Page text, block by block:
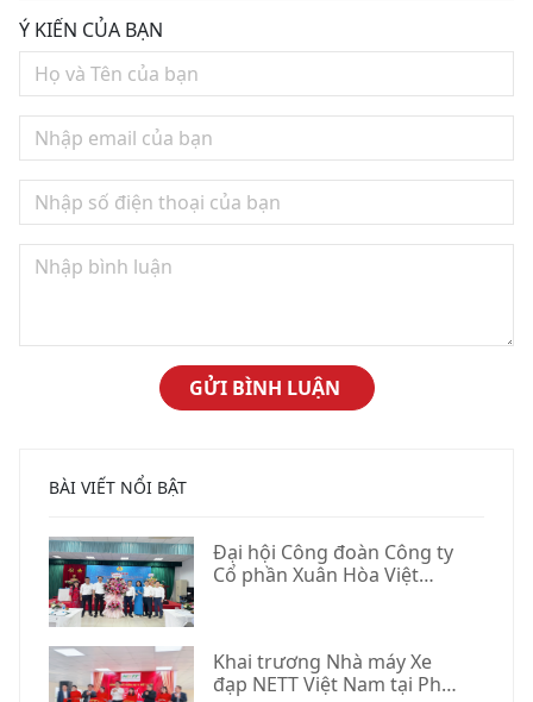
Ý KIẾN CỦA BẠN
BÀI VIẾT NỔI BẬT
Đại hội Công đoàn Công ty
Cổ phần Xuân Hòa Việt
Khai trương Nhà máy Xe
đạp NETT Việt Nam tại Phú